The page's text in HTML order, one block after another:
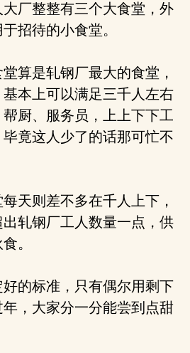
厂整整有三个大食堂，外
招待的小食堂。
算是轧钢厂最大的食堂，
本上可以满足三千人左右
厨、服务员，上上下下工
竟这人少了的话那可忙不
天则差不多在千人上下，
轧钢厂工人数量一点，供
。
的标准，只有偶尔用剩下
，大家分一分能尝到点甜